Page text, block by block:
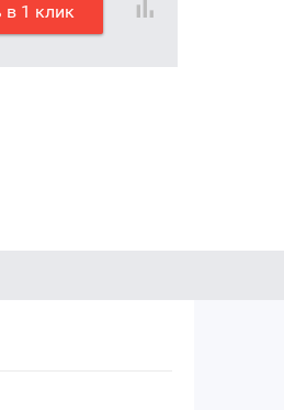
в 1 клик